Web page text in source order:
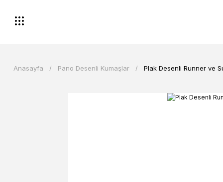
Anasayfa Pano Desenli Kumaşlar Plak Desenli Runner ve